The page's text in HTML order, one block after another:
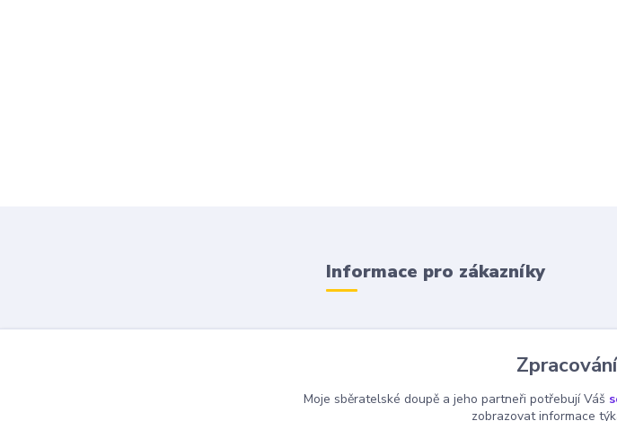
Informace pro zákazníky
Obchodní podmínky
Kontakty
Moje sběratelské doupě a jeho partneři potřebují Váš
zobrazovat informace